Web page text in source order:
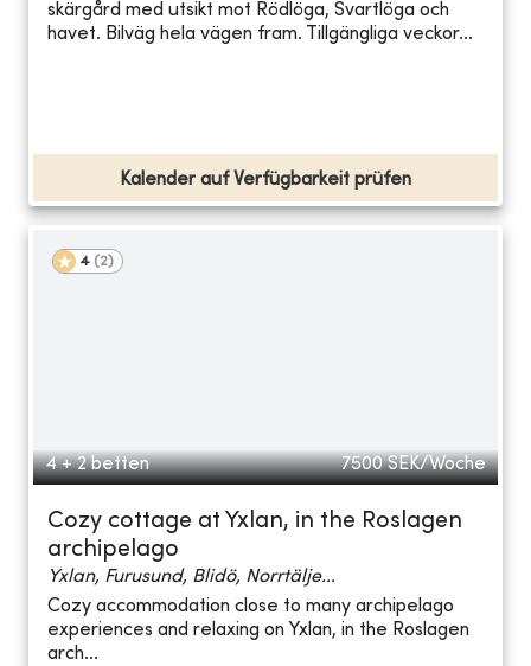
skärgård med utsikt mot Rödlöga, Svartlöga och
havet. Bilväg hela vägen fram. Tillgängliga veckor...
Kalender auf Verfügbarkeit prüfen
4 (2)
4 + 2 betten 7500 SEK/Woche
Cozy cottage at Yxlan, in the Roslagen
archipelago
Yxlan, Furusund, Blidö, Norrtälje...
Cozy accommodation close to many archipelago
experiences and relaxing on Yxlan, in the Roslagen
arch...